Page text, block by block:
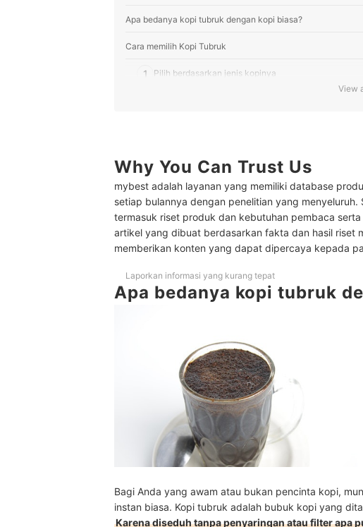
Apa bedanya kopi tubruk dengan kopi biasa?
Cara memilih Kopi Tubruk
1 Pilih berdasarkan jenis kopinya
Kemasan sachet atau pouch? Pilih sesuai kebutuhan
Peringkat Kopi Tubruk Terbaik
Pertanyaan umum seputar kopi tubruk
Gilingan apa yang sesuai untuk kopi tubruk?
Bagaimana cara membuat kopi tubruk yang enak?
View
Why You Can Trust Us
mybest adalah layanan yang memiliki database
setiap bulannya dengan penelitian yang
termasuk riset produk dan kebutuhan pembaca
artikel yang dibuat berdasarkan fakta dan hasil riset
memberikan konten yang dapat dipercaya kepada
Laporkan informasi yang kurang tepat
Apa bedanya kopi tubruk
Bagi Anda yang awam atau bukan pencinta kopi,
instan biasa. Kopi tubruk adalah bubuk kopi yang
Karena diseduh tanpa penyaringan atau filter apa